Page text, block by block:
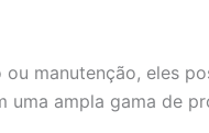
manutenção, eles
uma ampla gama de